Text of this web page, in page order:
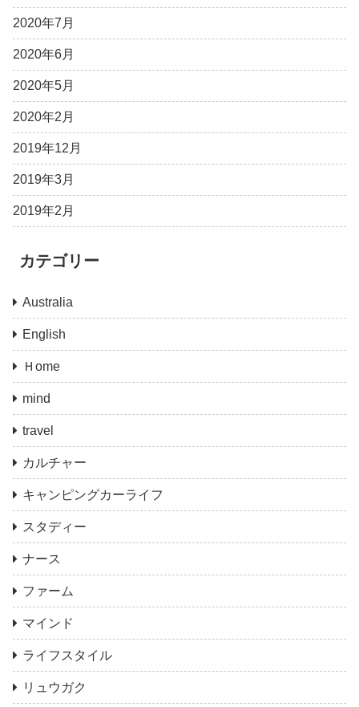
2020年7月
2020年6月
2020年5月
2020年2月
2019年12月
2019年3月
2019年2月
カテゴリー
Australia
English
Ｈome
mind
travel
カルチャー
キャンピングカーライフ
スタディー
ナース
ファーム
マインド
ライフスタイル
リュウガク